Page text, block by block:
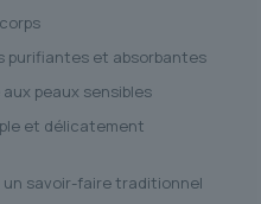
purifiantes et absorbantes
peaux sensibles
et délicatement
un savoir-faire traditionnel